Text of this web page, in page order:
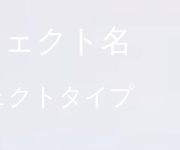
クト名
トタイプ